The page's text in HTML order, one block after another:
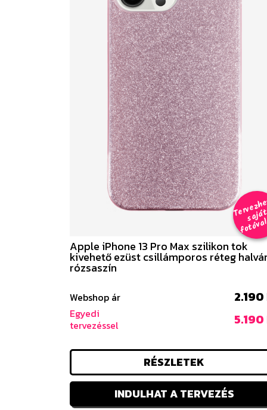
T
t
al
Apple iPhone 13 Pro Max szilikon tok
kivehető ezüst csillámporos réteg
rózsaszín
Webshop ár
Egyedi
tervezéssel
RÉSZLETEK
INDULHAT A TERVEZÉS